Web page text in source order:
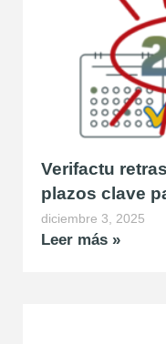
Verifactu
plazos clave
diciembre 3, 2025
Leer más »